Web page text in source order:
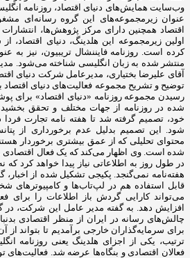
وب‌سایت همایش‌های دنیای اقتصاد، روزنامه
عنوان زیرمجموعه‌های این گروه رسانه‌ای
اقتصاد همچنین دارای مرکز پژوهش‌ها،
کرده است. روزنامه فایننشال تریبیون، نیز به
منتشر شده به زبان انگلیسی شناخته می‌شود.
آقای علیرضا بختیاری، مدیرعامل شرکت دنیای
توضیح و تشریح مجموعه فعالیت‌های دنیای اقتصاد
رسیدن مجموعه روزنامه «دنیای اقتصاد»
شده در روزنامه از جهات مختلف و تحقق
شود. این تصمیم بدلیل عدم برخورداری از
محتوای تحلیلی که از عمق بیشتری برخوردار
شده است. وی اظهار می‌کند که یک فعال اقتصادی
در طول روز به اطلاعاتی نیاز پیدا خواهد کرد که
هفته‌نامه نمی‌گنجد. پکیجی تشکیل شده از
قابل استفاده هم در لپ‌تاب‌ها و کامپیوترهای
می‌تواند کارایی گردش باز اطلاعات را برای
افزایش دهد. به گفته مدیر عامل این شرکت، در
چالش‌های رسانه در ایران از منظر اقتصادی
برای سرمایه‌گذاران خارجی برآمدیم تا بتواند
فعالان اقتصادی و بنگاه‌ها عرضه شد. فعالیت‌های